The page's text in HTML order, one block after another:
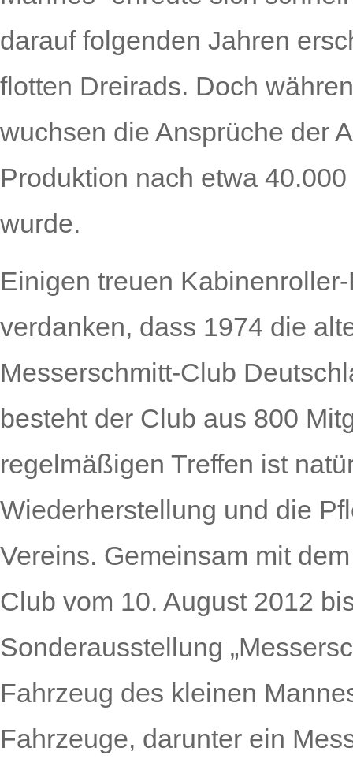
darauf folgenden Jahren
flotten Dreirads. Doch
wuchsen die Ansprüche der
Produktion nach etwa
wurde.
Einigen treuen
verdanken, dass 1974 die
Messerschmitt-Club
besteht der Club aus 800
regelmäßigen Treffen ist
Wiederherstellung und die
Vereins. Gemeinsam mit
Club vom 10. August 2012
Sonderausstellung
Fahrzeug des kleinen
Fahrzeuge, darunter ein